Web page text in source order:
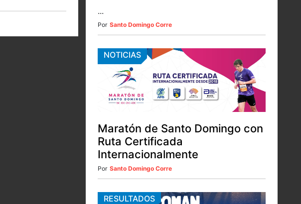
...
Por Santo Domingo Corre
NOTICIAS
Maratón de Santo Domingo con
Ruta Certificada
Internacionalmente
Por Santo Domingo Corre
RESULTADOS